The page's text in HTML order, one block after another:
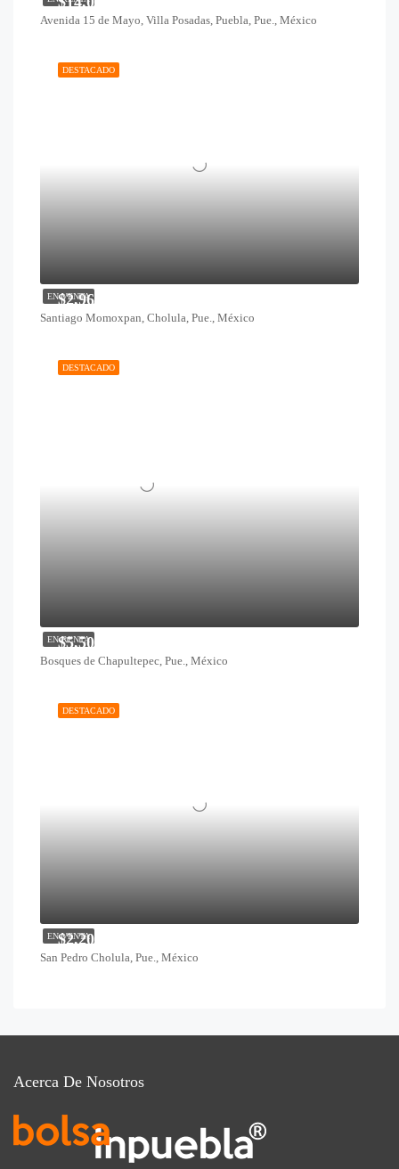
Avenida 15 de Mayo, Villa Posadas, Puebla, Pue., México
EN VENTA
DESTACADO
$2,966,500
Santiago Momoxpan, Cholula, Pue., México
EN RENTA
DESTACADO
$5,500
Bosques de Chapultepec, Pue., México
EN VENTA
DESTACADO
$2,200,000
San Pedro Cholula, Pue., México
Acerca De Nosotros